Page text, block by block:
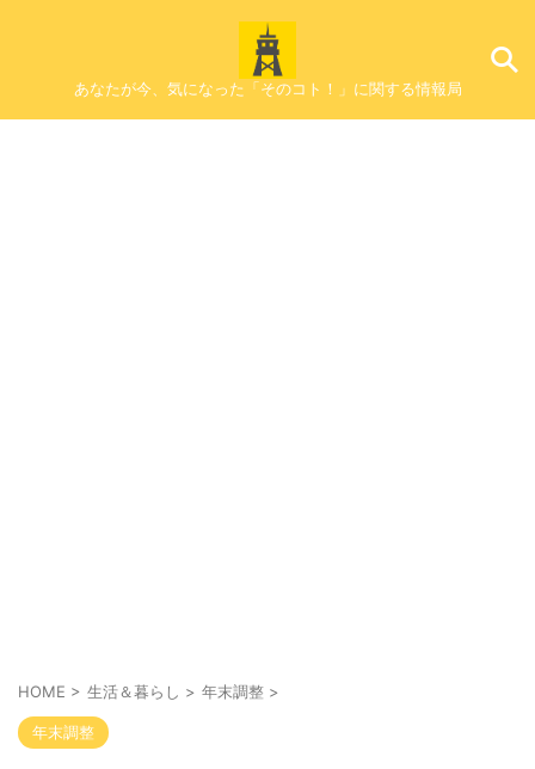
あなたが今、気になった「そのコト！」に関する情報局
HOME > 生活＆暮らし > 年末調整 >
年末調整